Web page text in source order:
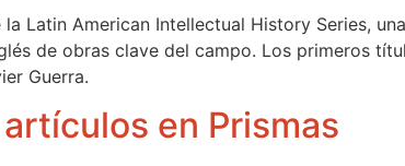
la Latin American Intellectual History Series,
de obras clave del campo. Los primeros
Guerra.
en Prismas